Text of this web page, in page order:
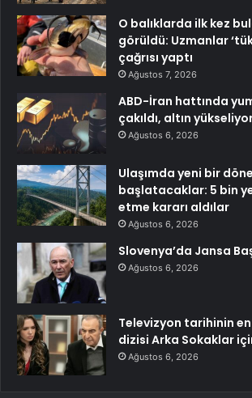
O balıklarda ilk kez
görüldü: Uzmanlar
çağrısı yaptı
Ağustos 7, 2026
ABD-İran hattında
çakıldı, altın
Ağustos 6, 2026
Ulaşımda yeni bir
başlatacaklar: 5 bin
etme kararı aldılar
Ağustos 6, 2026
Slovenya’da Jansa
Ağustos 6, 2026
Televizyon tarihinin
dizisi Arka Sokaklar
Ağustos 6, 2026